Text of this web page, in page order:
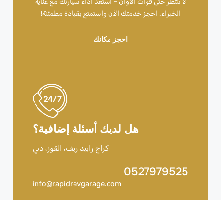
لا تنتظر حتى فوات الأوان – استعد أداء سيارتك مع عناية
الخبراء. احجز خدمتك الآن واستمتع بقيادة مطمئنة!
احجز مكانك
هل لديك أسئلة إضافية؟
كراج رابيد ريف، القوز، دبي
0527979525
info@rapidrevgarage.com